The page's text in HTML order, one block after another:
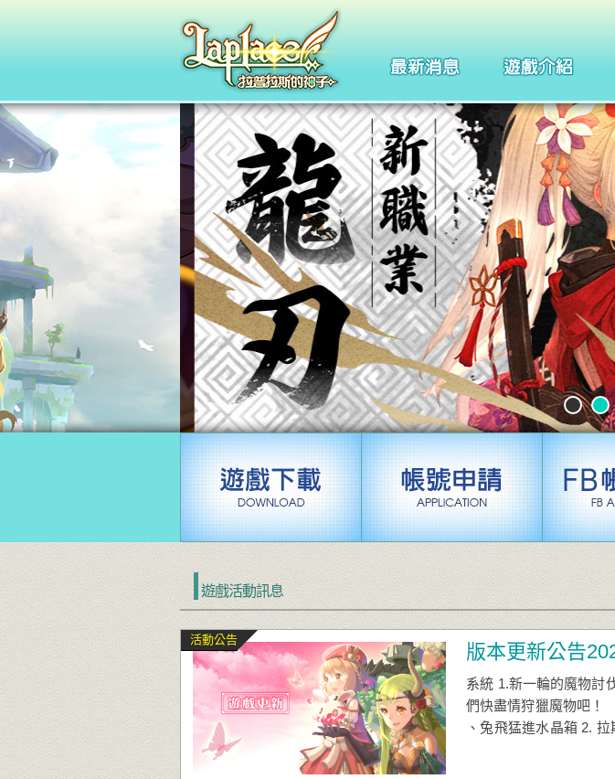
遊戲活動訊息
版本更新公告
系統 1.新一輪的魔物討
們快盡情狩獵魔物吧！
、兔飛猛進水晶箱 2.
活動公告